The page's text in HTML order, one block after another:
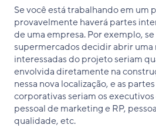
Se você está trabalhando em um
provavelmente haverá partes
de uma empresa. Por exemplo,
supermercados decidir abrir uma
interessadas do projeto seriam
envolvida diretamente na
nessa nova localização, e as
corporativas seriam os
pessoal de marketing e RP,
qualidade, etc.